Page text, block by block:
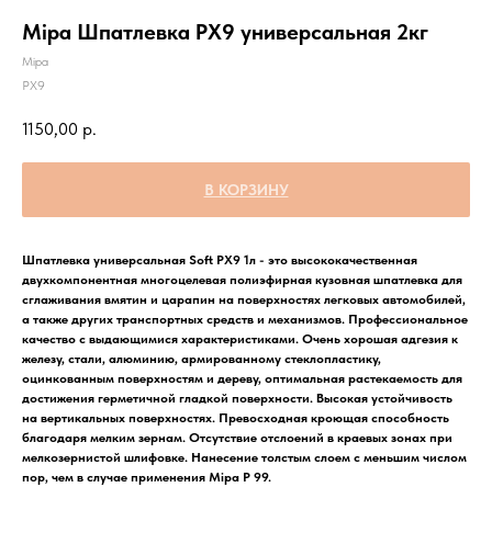
Mipa Шпатлевка PХ9 универсальная 2кг
Mipa
PX9
1150,00 р.
В КОРЗИНУ
Шпатлевка универсальная Soft PX9 1л - это высококачественная
двухкомпонентная многоцелевая полиэфирная кузовная шпатлевка для
сглаживания вмятин и царапин на поверхностях легковых автомобилей,
а также других транспортных средств и механизмов. Профессиональное
качество с выдающимися характеристиками. Очень хорошая адгезия к
железу, стали, алюминию, армированному стеклопластику,
оцинкованным поверхностям и дереву, оптимальная растекаемость для
достижения герметичной гладкой поверхности. Высокая устойчивость
на вертикальных поверхностях. Превосходная кроющая способность
благодаря мелким зернам. Отсутствие отслоений в краевых зонах при
мелкозернистой шлифовке. Нанесение толстым слоем с меньшим числом
пор, чем в случае применения Mipa P 99.